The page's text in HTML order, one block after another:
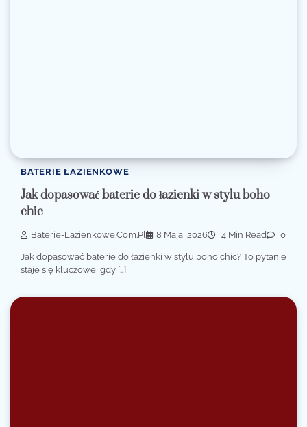
BATERIE ŁAZIENKOWE
Jak dopasować baterie do łazienki w stylu boho
chic
Baterie-Lazienkowe.com.pl 8 Maja, 2026 4 Min Read 0
Jak dopasować baterie do łazienki w stylu boho chic? To pytanie
staje się kluczowe, gdy […]